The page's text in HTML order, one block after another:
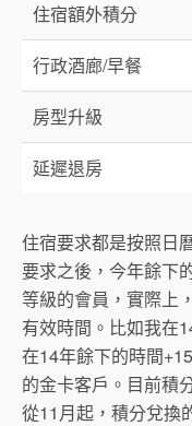
住宿額外積分
行政酒廊/早餐
房型升級
延遲退房
住宿要求都是按照日
要求之後，今年餘下
等級的會員，實際上
有效時間。比如我在
在14年餘下的時間
的金卡客戶。目前積
從11月起，積分兌換